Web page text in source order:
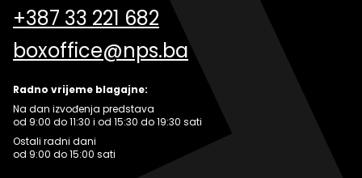
+387 33 221 682
boxoffice@nps.ba
Radno vrijeme blagajne:
Na dan izvođenja predstava
od 9:00 do 11:30 i od 15:30 do 19:30 sati
Ostali radni dani
od 9:00 do 15:00 sati